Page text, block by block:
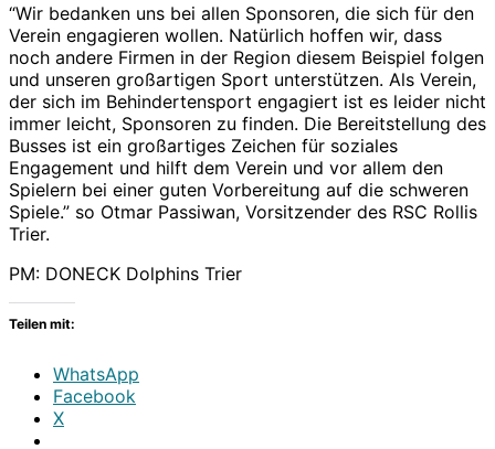
“Wir bedanken uns bei allen Sponsoren, die sich für den
Verein engagieren wollen. Natürlich hoffen wir, dass
noch andere Firmen in der Region diesem Beispiel folgen
und unseren großartigen Sport unterstützen. Als Verein,
der sich im Behindertensport engagiert ist es leider nicht
immer leicht, Sponsoren zu finden. Die Bereitstellung des
Busses ist ein großartiges Zeichen für soziales
Engagement und hilft dem Verein und vor allem den
Spielern bei einer guten Vorbereitung auf die schweren
Spiele.” so Otmar Passiwan, Vorsitzender des RSC Rollis
Trier.
PM: DONECK Dolphins Trier
Teilen mit:
WhatsApp
Facebook
X